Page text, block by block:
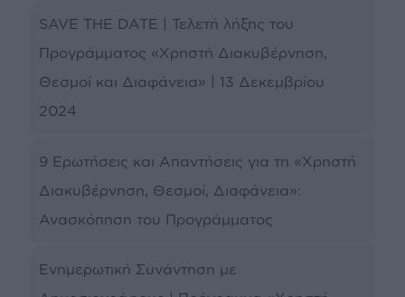
SAVE THE DATE | Τελετή λήξης του
Προγράμματος «Χρηστή Διακυβέρνηση,
Θεσμοί και Διαφάνεια» | 13 Δεκεμβρίου
2024
9 Ερωτήσεις και Απαντήσεις για τη «Χρηστή
Διακυβέρνηση, Θεσμοί, Διαφάνεια»:
Ανασκόπηση του Προγράμματος
Ενημερωτική Συνάντηση με